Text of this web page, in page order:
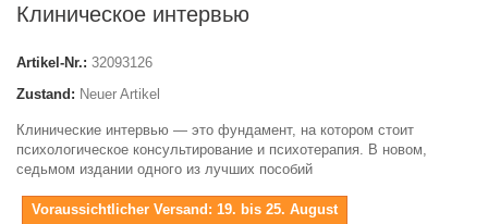
Клиническое интервью
Artikel-Nr.: 32093126
Zustand: Neuer Artikel
Клинические интервью — это фундамент, на котором стоит
психологическое консультирование и психотерапия. В новом,
седьмом издании одного из лучших пособий
Voraussichtlicher Versand: 19. bis 25. August